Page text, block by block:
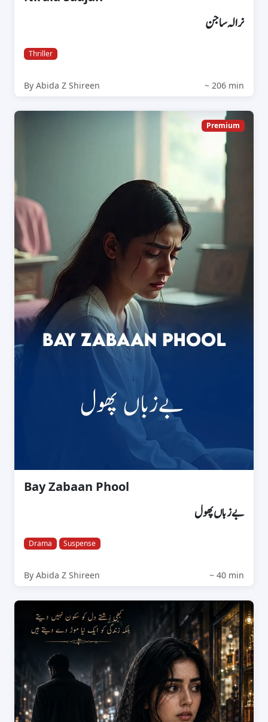
نرالہ ساجن
Thriller
By Abida Z Shireen ~ 206 min
Premium
Bay Zabaan Phool
بےزباں پھول
Drama Suspense
By Abida Z Shireen ~ 40 min